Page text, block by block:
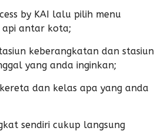
by KAI lalu pilih menu
antar kota;
keberangkatan dan stasiun
yang anda inginkan;
dan kelas apa yang anda
sendiri cukup langsung